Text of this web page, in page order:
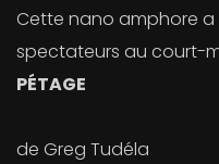
Cette nano amphore
spectateurs au court-
PÉTAGE
de Greg Tudéla